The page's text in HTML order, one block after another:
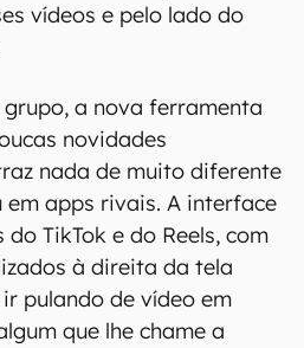
vídeos e pelo lado do
a nova ferramenta
novidades
nada de muito diferente
em apps rivais. A interface
TikTok e do Reels, com
à direita da tela
pulando de vídeo em
que lhe chame a